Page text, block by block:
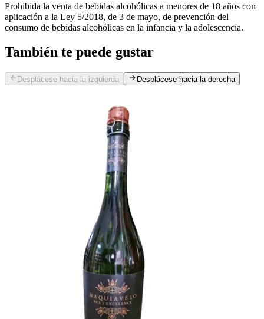
Prohibida la venta de bebidas alcohólicas a menores de 18 años con
aplicación a la Ley 5/2018, de 3 de mayo, de prevención del
consumo de bebidas alcohólicas en la infancia y la adolescencia.
También te puede gustar
Desplácese hacia la izquierda Desplácese hacia la derecha